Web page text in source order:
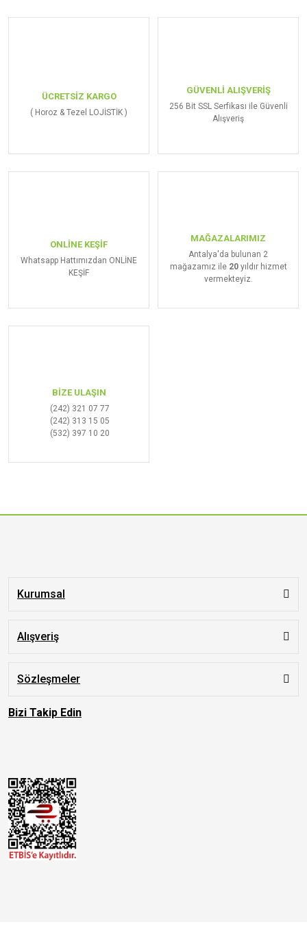
ÜCRETSİZ KARGO
( Horoz & Tezel LOJİSTİK )
GÜVENLİ ALIŞVERİŞ
256 Bit SSL Serfikası ile Güvenli
Alışveriş
ONLİNE KEŞİF
Whatsapp Hattımızdan ONLİNE
KEŞİF
MAĞAZALARIMIZ
Antalya'da bulunan 2
mağazamız ile 20yıldır hizmet
vermekteyiz.
BİZE ULAŞIN
(242) 321 07 77
(242) 313 15 05
(532) 397 10 20
Kurumsal
Alışveriş
Sözleşmeler
Bizi Takip Edin